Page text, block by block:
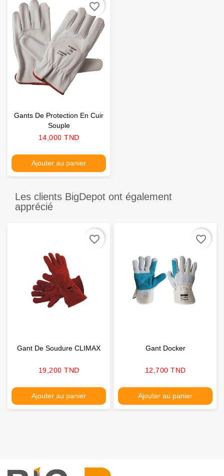
Gants De Protection En Cuir
Souple
Prix
14,000 TND
Ajouter au panier
favorite_border
Les clients BigDepot ont également
apprécié
Gant De Soudure CLIMAX
Prix
19,200 TND
Ajouter au panier
favorite_border
Gant Docker
Prix
12,700 TND
Ajouter au panier
favorite_border